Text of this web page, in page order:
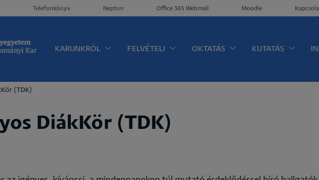
Telefonkönyv Neptun Office 365 Webmail Moodle
KARUNKRÓL FELVÉTELI OKTATÁS KUTATÁS
(TDK)
DiákKör (TDK)